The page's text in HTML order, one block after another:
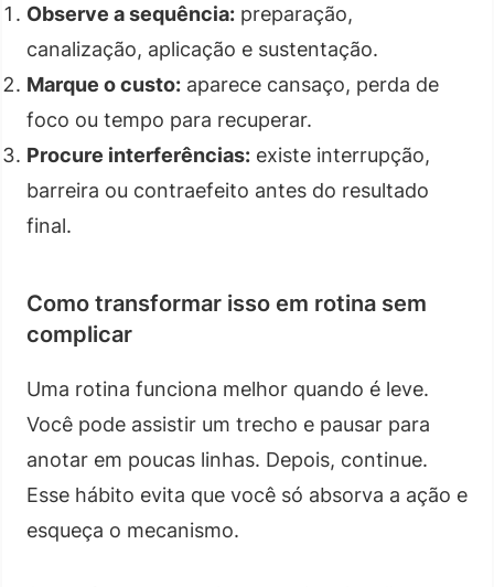
Observe a sequência: preparação,
canalização, aplicação e sustentação.
Marque o custo: aparece cansaço, perda de
foco ou tempo para recuperar.
Procure interferências: existe interrupção,
barreira ou contraefeito antes do resultado
final.
Como transformar isso em rotina sem
complicar
Uma rotina funciona melhor quando é leve.
Você pode assistir um trecho e pausar para
anotar em poucas linhas. Depois, continue.
Esse hábito evita que você só absorva a ação e
esqueça o mecanismo.